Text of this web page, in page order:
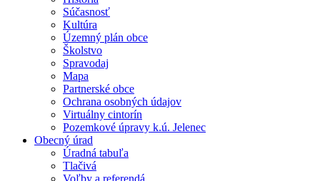
Súčasnosť
Kultúra
Územný plán obce
Školstvo
Spravodaj
Mapa
Partnerské obce
Ochrana osobných údajov
Virtuálny cintorín
Pozemkové úpravy k.ú. Jelenec
Obecný úrad
Úradná tabuľa
Tlačivá
Voľby a referendá